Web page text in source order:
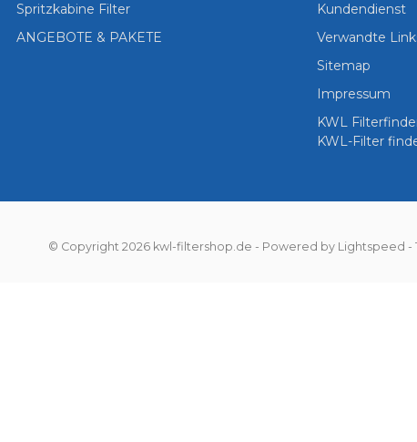
Spritzkabine Filter
ANGEBOTE & PAKETE
Kundendienst
Verwandte
Sitemap
Impressum
KWL
KWL-Filter
© Copyright 2026 kwl-filtershop.de - Powered by Lightspeed -